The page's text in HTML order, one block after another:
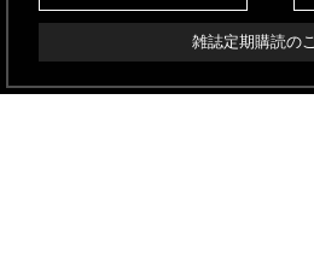
雑誌定期購読の